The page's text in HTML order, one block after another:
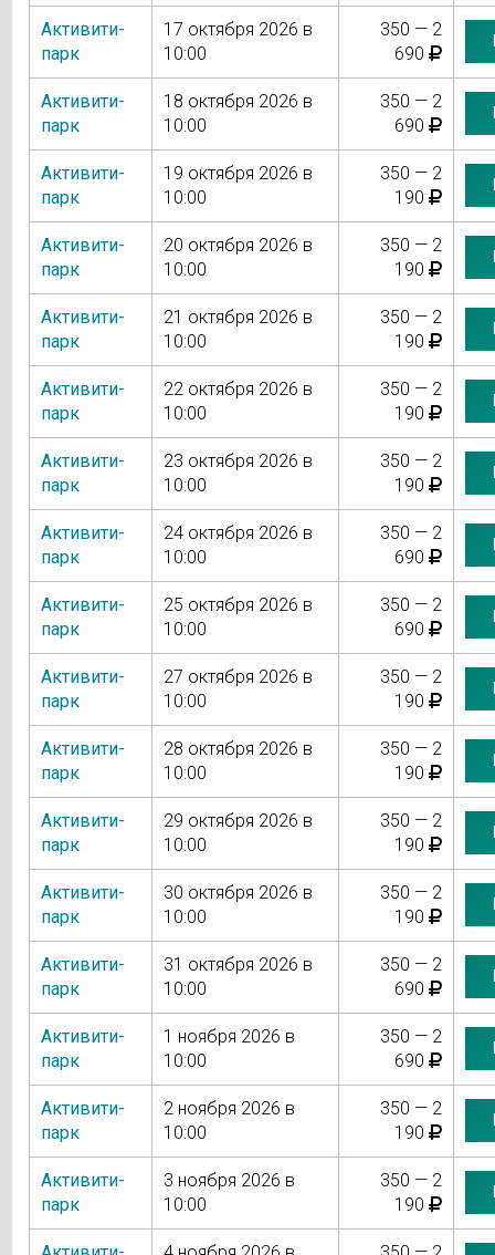
Активити-
парк
17 октября 2026 в
10:00
350 — 2
690
Активити-
парк
18 октября 2026 в
10:00
350 — 2
690
Активити-
парк
19 октября 2026 в
10:00
350 — 2
190
Активити-
парк
20 октября 2026 в
10:00
350 — 2
190
Активити-
парк
21 октября 2026 в
10:00
350 — 2
190
Активити-
парк
22 октября 2026 в
10:00
350 — 2
190
Активити-
парк
23 октября 2026 в
10:00
350 — 2
190
Активити-
парк
24 октября 2026 в
10:00
350 — 2
690
Активити-
парк
25 октября 2026 в
10:00
350 — 2
690
Активити-
парк
27 октября 2026 в
10:00
350 — 2
190
Активити-
парк
28 октября 2026 в
10:00
350 — 2
190
Активити-
парк
29 октября 2026 в
10:00
350 — 2
190
Активити-
парк
30 октября 2026 в
10:00
350 — 2
190
Активити-
парк
31 октября 2026 в
10:00
350 — 2
690
Активити-
парк
1 ноября 2026 в
10:00
350 — 2
690
Активити-
парк
2 ноября 2026 в
10:00
350 — 2
190
Активити-
парк
3 ноября 2026 в
10:00
350 — 2
190